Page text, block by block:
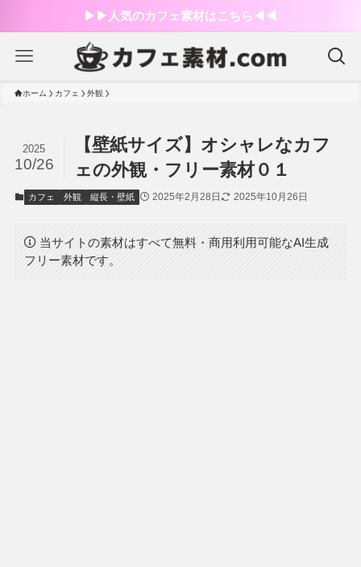
▶︎▶︎人気のカフェ素材はこちら◀︎◀︎
ホーム カフェ 外観
【壁紙サイズ】オシャレなカフ
ェの外観・フリー素材０１
2025
10/26
カフェ 外観 縦長・壁紙 2025年2月28日 2025年10月26日
当サイトの素材はすべて無料・商用利用可能なAI生成
フリー素材です。